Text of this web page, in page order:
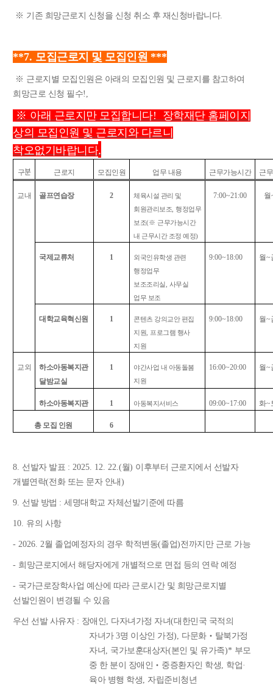
※ 기존 희망근로지 신청을 신청 취소 후 재신청바랍니다.
**7. 모집근로지 및 모집인원 ***
※ 근로지별 모집인원은 아래의 모집인원 및 근로지를 참고하여
희망근로 신청 필수!,
※ 아래 근로지만 모집합니다! 장학재단 홈페이지
상의 모집인원 및 근로지와 다르니
착오없기바랍니다.
구분 근로지 모집인원 업무 내용 근무가능시간 근
교내 골프연습장 2
체육시설 관리 및
회원관리보조 ,행정업무
보조(※ 근무가능시간
내 근무시간 조정 예정)
7:00~21:00 월
국제교류처 1
외국인유학생 관련
행정업무
보조조리실
사무실
업무 보조
9:00~18:00 월~
대학교육혁신원 1
콘텐츠 강의교안 편집
지원
프로그램 행사
지원
9:00~18:00 월~
교외
하소아동복지관
달밤교실
1
야간사업 내 아동돌봄
지원
16:00~20:00 월~
하소아동복지관 1 아동복지서비스 09:00~17:00 화~
총 모집 인원 6
8. 선발자 발표 : 2025. 12. 22.(월) 이후부터 근로지에서 선발자
개별연락(전화 또는 문자 안내 )
9. 선발 방법 :세명대학교 자체선발기준에 따름
10. 유의 사항
- 2026. 2월 졸업예정자의 경우 학적변동(졸업)전까지만 근로 가능
- 희망근로지에서 해당자에게 개별적으로 면접 등의 연락 예정
- 국가근로장학사업 예산에 따라 근로시간 및 희망근로지별
선발인원이 변경될 수 있음
우선 선발 사유자 : 장애인, 다자녀가정 자녀(대한민국 국적의
자녀가3명 이상인 가정), 다문화‧ 탈북가정
자녀 , 국가보훈대상자(본인 및 유가족)* 부모
중 한 분이 장애인 ‧ 중증환자인 학생, 학업·
육아 병행 학생, 자립준비청년